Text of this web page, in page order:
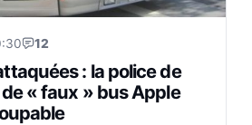
12
: la police de
« faux » bus Apple